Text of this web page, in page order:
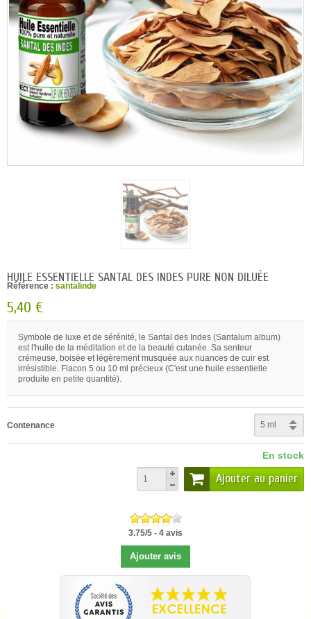
HUILE ESSENTIELLE SANTAL DES INDES PURE NON DILUÉE
Référence : santalinde
5,40 €
Symbole de luxe et de sérénité, le Santal des Indes (Santalum album)
est l'huile de la méditation et de la beauté cutanée. Sa senteur
crémeuse, boisée et légèrement musquée aux nuances de cuir est
irrésistible. Flacon 5 ou 10 ml précieux (C'est une huile essentielle
produite en petite quantité).
Contenance
En stock
Ajouter au panier
3.75/5 - 4 avis
Ajouter avis